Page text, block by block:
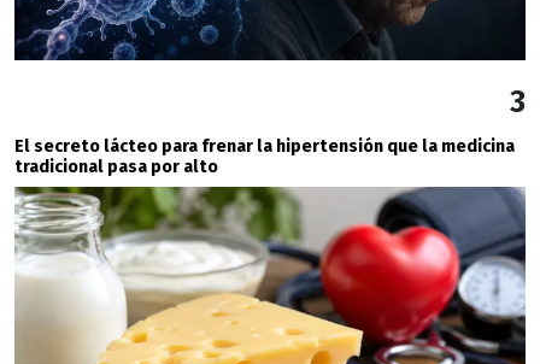
3
El secreto lácteo para frenar la hipertensión que la medicina
tradicional pasa por alto